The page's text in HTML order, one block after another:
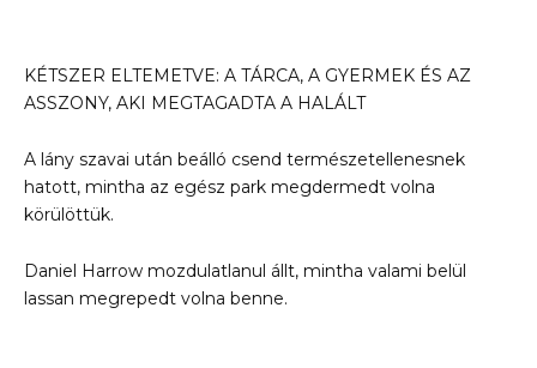
KÉTSZER ELTEMETVE: A TÁRCA, A GYERMEK ÉS AZ
ASSZONY, AKI MEGTAGADTA A HALÁLT
A lány szavai után beálló csend természetellenesnek
hatott, mintha az egész park megdermedt volna
körülöttük.
Daniel Harrow mozdulatlanul állt, mintha valami belül
lassan megrepedt volna benne.